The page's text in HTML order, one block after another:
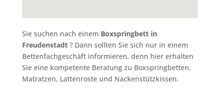
Sie suchen nach einem Boxspringbett in
Freudenstadt? Dann sollten Sie sich nur in einem
Bettenfachgeschäft informieren, denn hier erhalten
Sie eine kompetente Beratung zu Boxspringbetten,
Matratzen, Lattenroste und Nackenstützkissen.